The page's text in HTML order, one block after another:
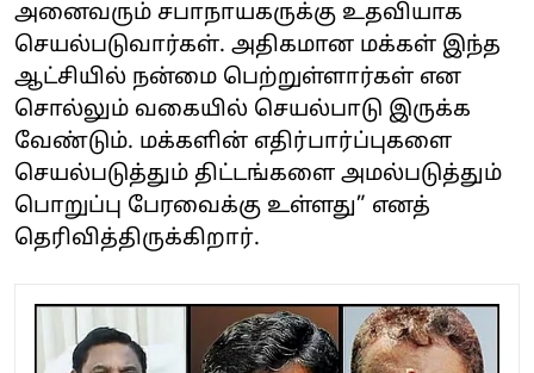
அனைவரும் சபாநாயகருக்கு உதவியாக
செயல்படுவார்கள். அதிகமான மக்கள் இந்த
ஆட்சியில் நன்மை பெற்றுள்ளார்கள் என
சொல்லும் வகையில் செயல்பாடு இருக்க
வேண்டும். மக்களின் எதிர்பார்ப்புகளை
செயல்படுத்தும் திட்டங்களை அமல்படுத்தும்
பொறுப்பு பேரவைக்கு உள்ளது” எனத்
தெரிவித்திருக்கிறார்.